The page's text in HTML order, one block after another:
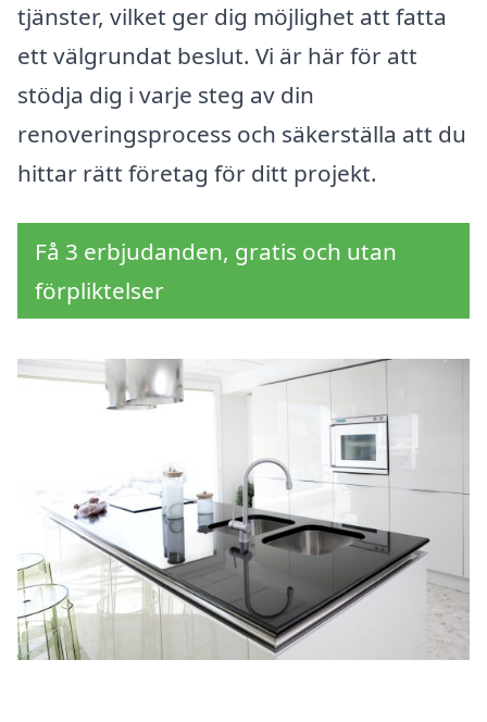
tjänster, vilket ger dig möjlighet att fatta
ett välgrundat beslut. Vi är här för att
stödja dig i varje steg av din
renoveringsprocess och säkerställa att du
hittar rätt företag för ditt projekt.
Få 3 erbjudanden, gratis och utan
förpliktelser